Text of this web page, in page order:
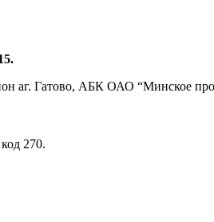
аг. Гатово, АБК ОАО “Минское
270.